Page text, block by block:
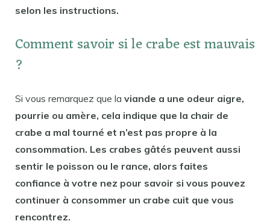
selon les instructions.
Comment savoir si le crabe est mauvais
?
Si vous remarquez que la viande a une odeur aigre,
pourrie ou amère, cela indique que la chair de
crabe a mal tourné et n’est pas propre à la
consommation. Les crabes gâtés peuvent aussi
sentir le poisson ou le rance, alors faites
confiance à votre nez pour savoir si vous pouvez
continuer à consommer un crabe cuit que vous
rencontrez.